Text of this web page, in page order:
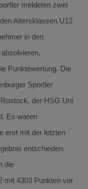
meldeten zwei
Altersklassen U12
in den
Punktewertung. Die
Sportler
der HSG Uni
Es waren
erst mit der letzten
entschieden.
die
mit 4303 Punkten vor